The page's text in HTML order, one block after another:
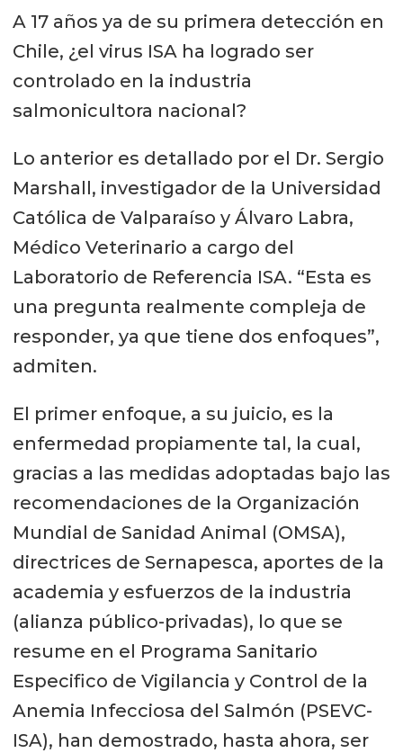
A 17 años ya de su primera detección en
Chile, ¿el virus ISA ha logrado ser
controlado en la industria
salmonicultora nacional?
Lo anterior es detallado por el Dr. Sergio
Marshall, investigador de la Universidad
Católica de Valparaíso y Álvaro Labra,
Médico Veterinario a cargo del
Laboratorio de Referencia ISA. “Esta es
una pregunta realmente compleja de
responder, ya que tiene dos enfoques”,
admiten.
El primer enfoque, a su juicio, es la
enfermedad propiamente tal, la cual,
gracias a las medidas adoptadas bajo las
recomendaciones de la Organización
Mundial de Sanidad Animal (OMSA),
directrices de Sernapesca, aportes de la
academia y esfuerzos de la industria
(alianza público-privadas), lo que se
resume en el Programa Sanitario
Especifico de Vigilancia y Control de la
Anemia Infecciosa del Salmón (PSEVC-
ISA), han demostrado, hasta ahora, ser